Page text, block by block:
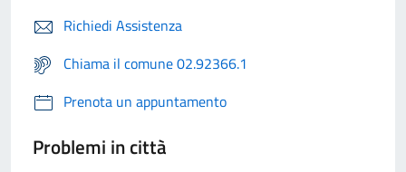
Richiedi Assistenza
Chiama il comune 02.92366.1
Prenota un appuntamento
Problemi in città